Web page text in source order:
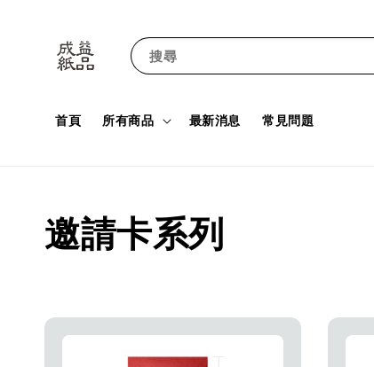
搜尋
首頁 所有商品 最新消息 常見問題
邀請卡系列